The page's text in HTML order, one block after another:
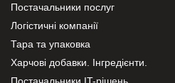
Постачальники послуг
Логістичні компанії
Тара та упаковка
Харчові добавки. Інгредієнти.
Постачальники IT-рішень